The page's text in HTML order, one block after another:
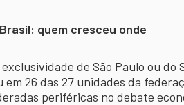
quem cresceu onde
de São Paulo ou do
em 26 das 27 unidades da
periféricas no debate